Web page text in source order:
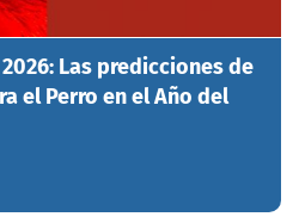
Las predicciones de
el Perro en el Año del